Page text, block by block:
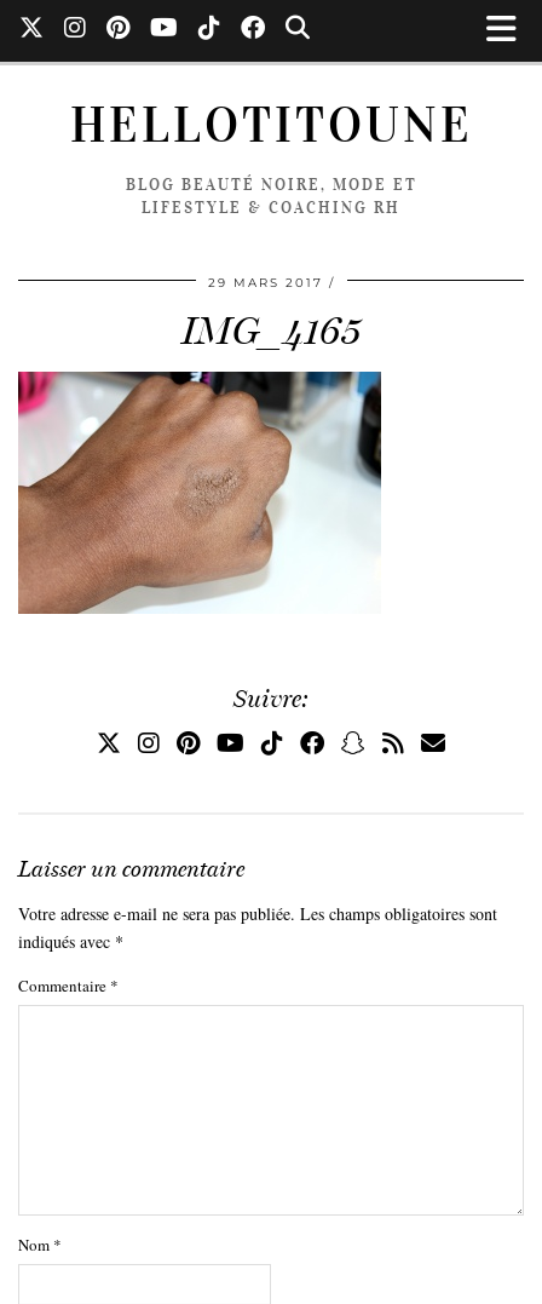
HELLOTITOUNE
BLOG BEAUTÉ NOIRE, MODE ET
LIFESTYLE & COACHING RH
29 MARS 2017
IMG_4165
Suivre:
Laisser un commentaire
Votre adresse e-mail ne sera pas publiée. Les champs obligatoires sont
indiqués avec *
Commentaire *
Nom *